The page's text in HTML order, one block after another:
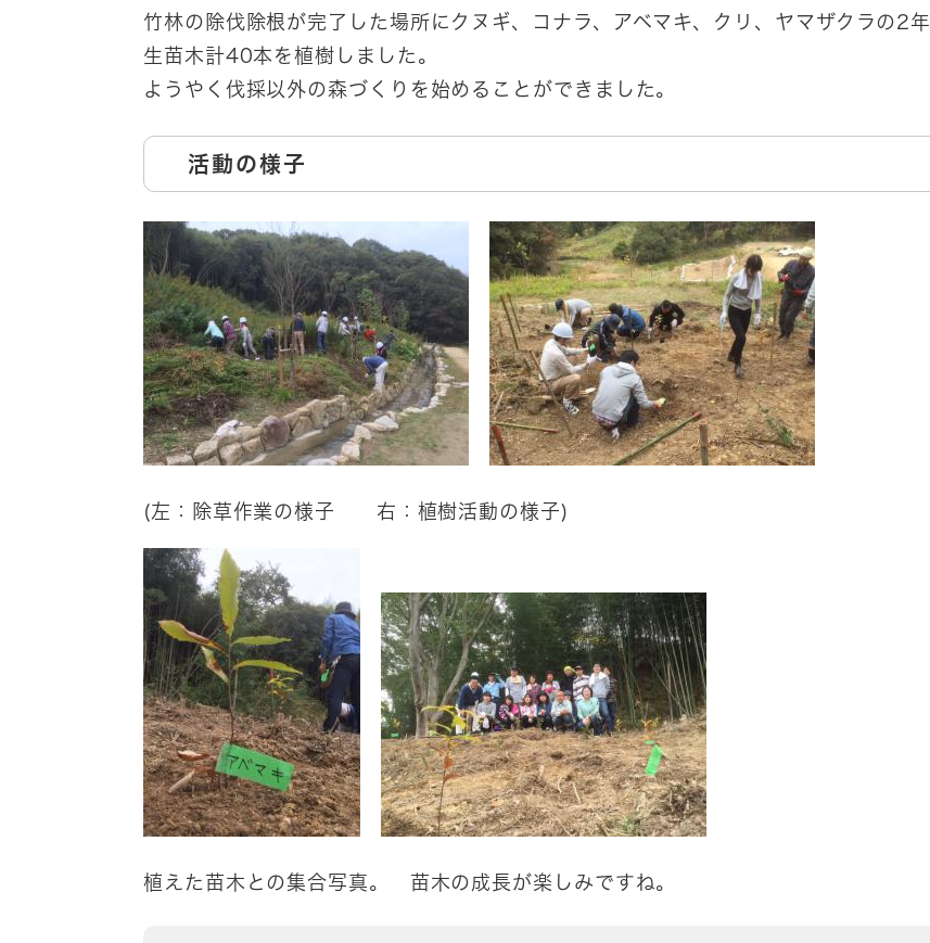
竹林の除伐除根が完了した場所にクヌギ、コナラ、アベマキ、クリ、ヤマザクラの2年
生苗木計40本を植樹しました。
ようやく伐採以外の森づくりを始めることができました。
活動の様子
(左：除草作業の様子 右：植樹活動の様子)
植えた苗木との集合写真。 苗木の成長が楽しみですね。